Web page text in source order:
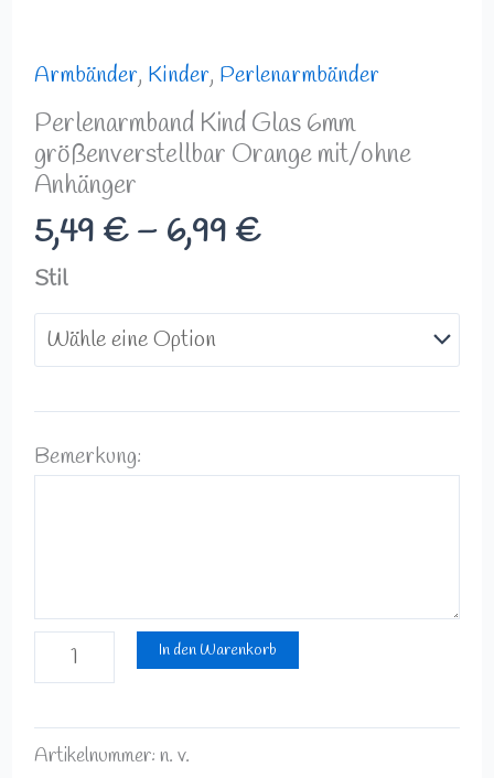
Armbänder, Kinder, Perlenarmbänder
Perlenarmband Kind Glas 6mm
größenverstellbar Orange mit/ohne
Anhänger
5,49 € – 6,99 €
Stil
Bemerkung:
In den Warenkorb
Artikelnummer: n. v.